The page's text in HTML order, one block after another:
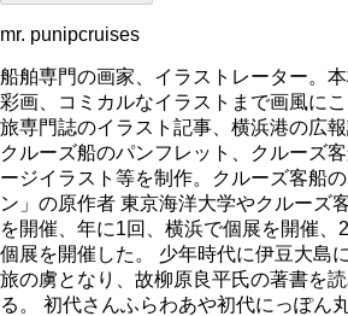
mr. punipcruises
船舶専門の画家、イラストレーター。
彩画、コミカルなイラストまで画風に
旅専門誌のイラスト記事、横浜港の広
クルーズ船のパンフレット、クルーズ
ージイラスト等を制作。クルーズ客船
ン」の原作者 東京海洋大学やクルーズ
を開催、年に1回、横浜で個展を開催、
個展を開催した。 少年時代に伊豆大島
旅の虜となり、故柳原良平氏の著書を
る。 初代さんふらわあや初代にっぽん